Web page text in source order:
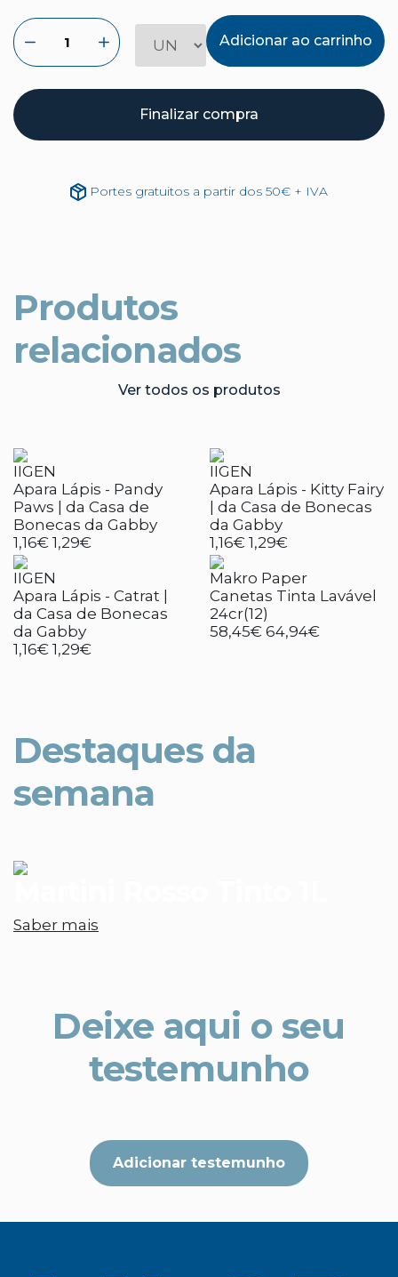
Adicionar ao carrinho
Finalizar compra
Portes gratuitos a partir dos 50€ + IVA
Produtos
relacionados
Ver todos os produtos
IIGEN
Apara Lápis - Pandy
Paws | da Casa de
Bonecas da Gabby
1,16€ 1,29€
IIGEN
Apara Lápis - Kitty Fairy
| da Casa de Bonecas
da Gabby
1,16€ 1,29€
IIGEN
Apara Lápis - Catrat |
da Casa de Bonecas
da Gabby
1,16€ 1,29€
Makro Paper
Canetas Tinta Lavável
24cr(12)
58,45€ 64,94€
Destaques da
semana
Saber mais
Deixe aqui o seu
testemunho
Adicionar testemunho